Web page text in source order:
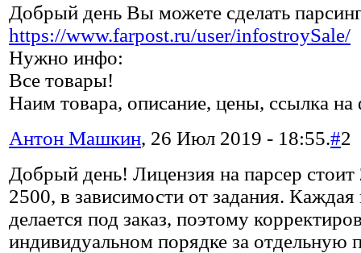
Добрый день Вы можете сделать
https://www.farpost.ru/user/infostroySale/
Нужно инфо:
Все товары!
Наим товара, описание, цены, ссылка на
Антон Машкин, 26 Июл 2019 - 18:55.#2
Добрый день! Лицензия на парсер стоит
2500, в зависимости от задания. Каждая
делается под заказ, поэтому
индивидуальном порядке за отдельную